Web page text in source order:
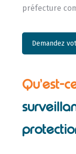
préfecture
Demandez
Qu’est-